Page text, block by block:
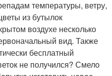
температуры, ветру,
из бутылок
воздухе несколько
вид. Также
бесплатный
не получился? Смело